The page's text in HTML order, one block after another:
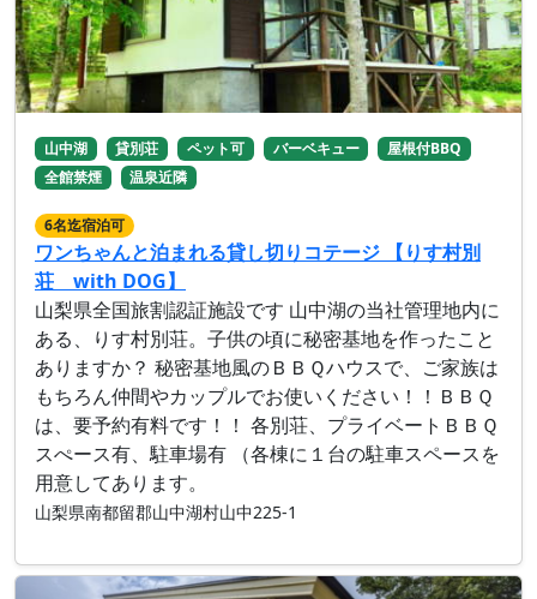
山中湖 貸別荘 ペット可 バーベキュー
屋根付BBQ
全館禁煙
温泉近隣
6名迄宿泊可
ワンちゃんと泊まれる貸し切りコテージ 【りす村別
荘 with DOG】
山梨県全国旅割認証施設です 山中湖の当社管理地内に
ある、りす村別荘。子供の頃に秘密基地を作ったこと
ありますか？ 秘密基地風のＢＢＱハウスで、ご家族は
もちろん仲間やカップルでお使いください！！ＢＢＱ
は、要予約有料です！！ 各別荘、プライベートＢＢＱ
スぺース有、駐車場有 （各棟に１台の駐車スペースを
用意してあります。
山梨県南都留郡山中湖村山中225-1